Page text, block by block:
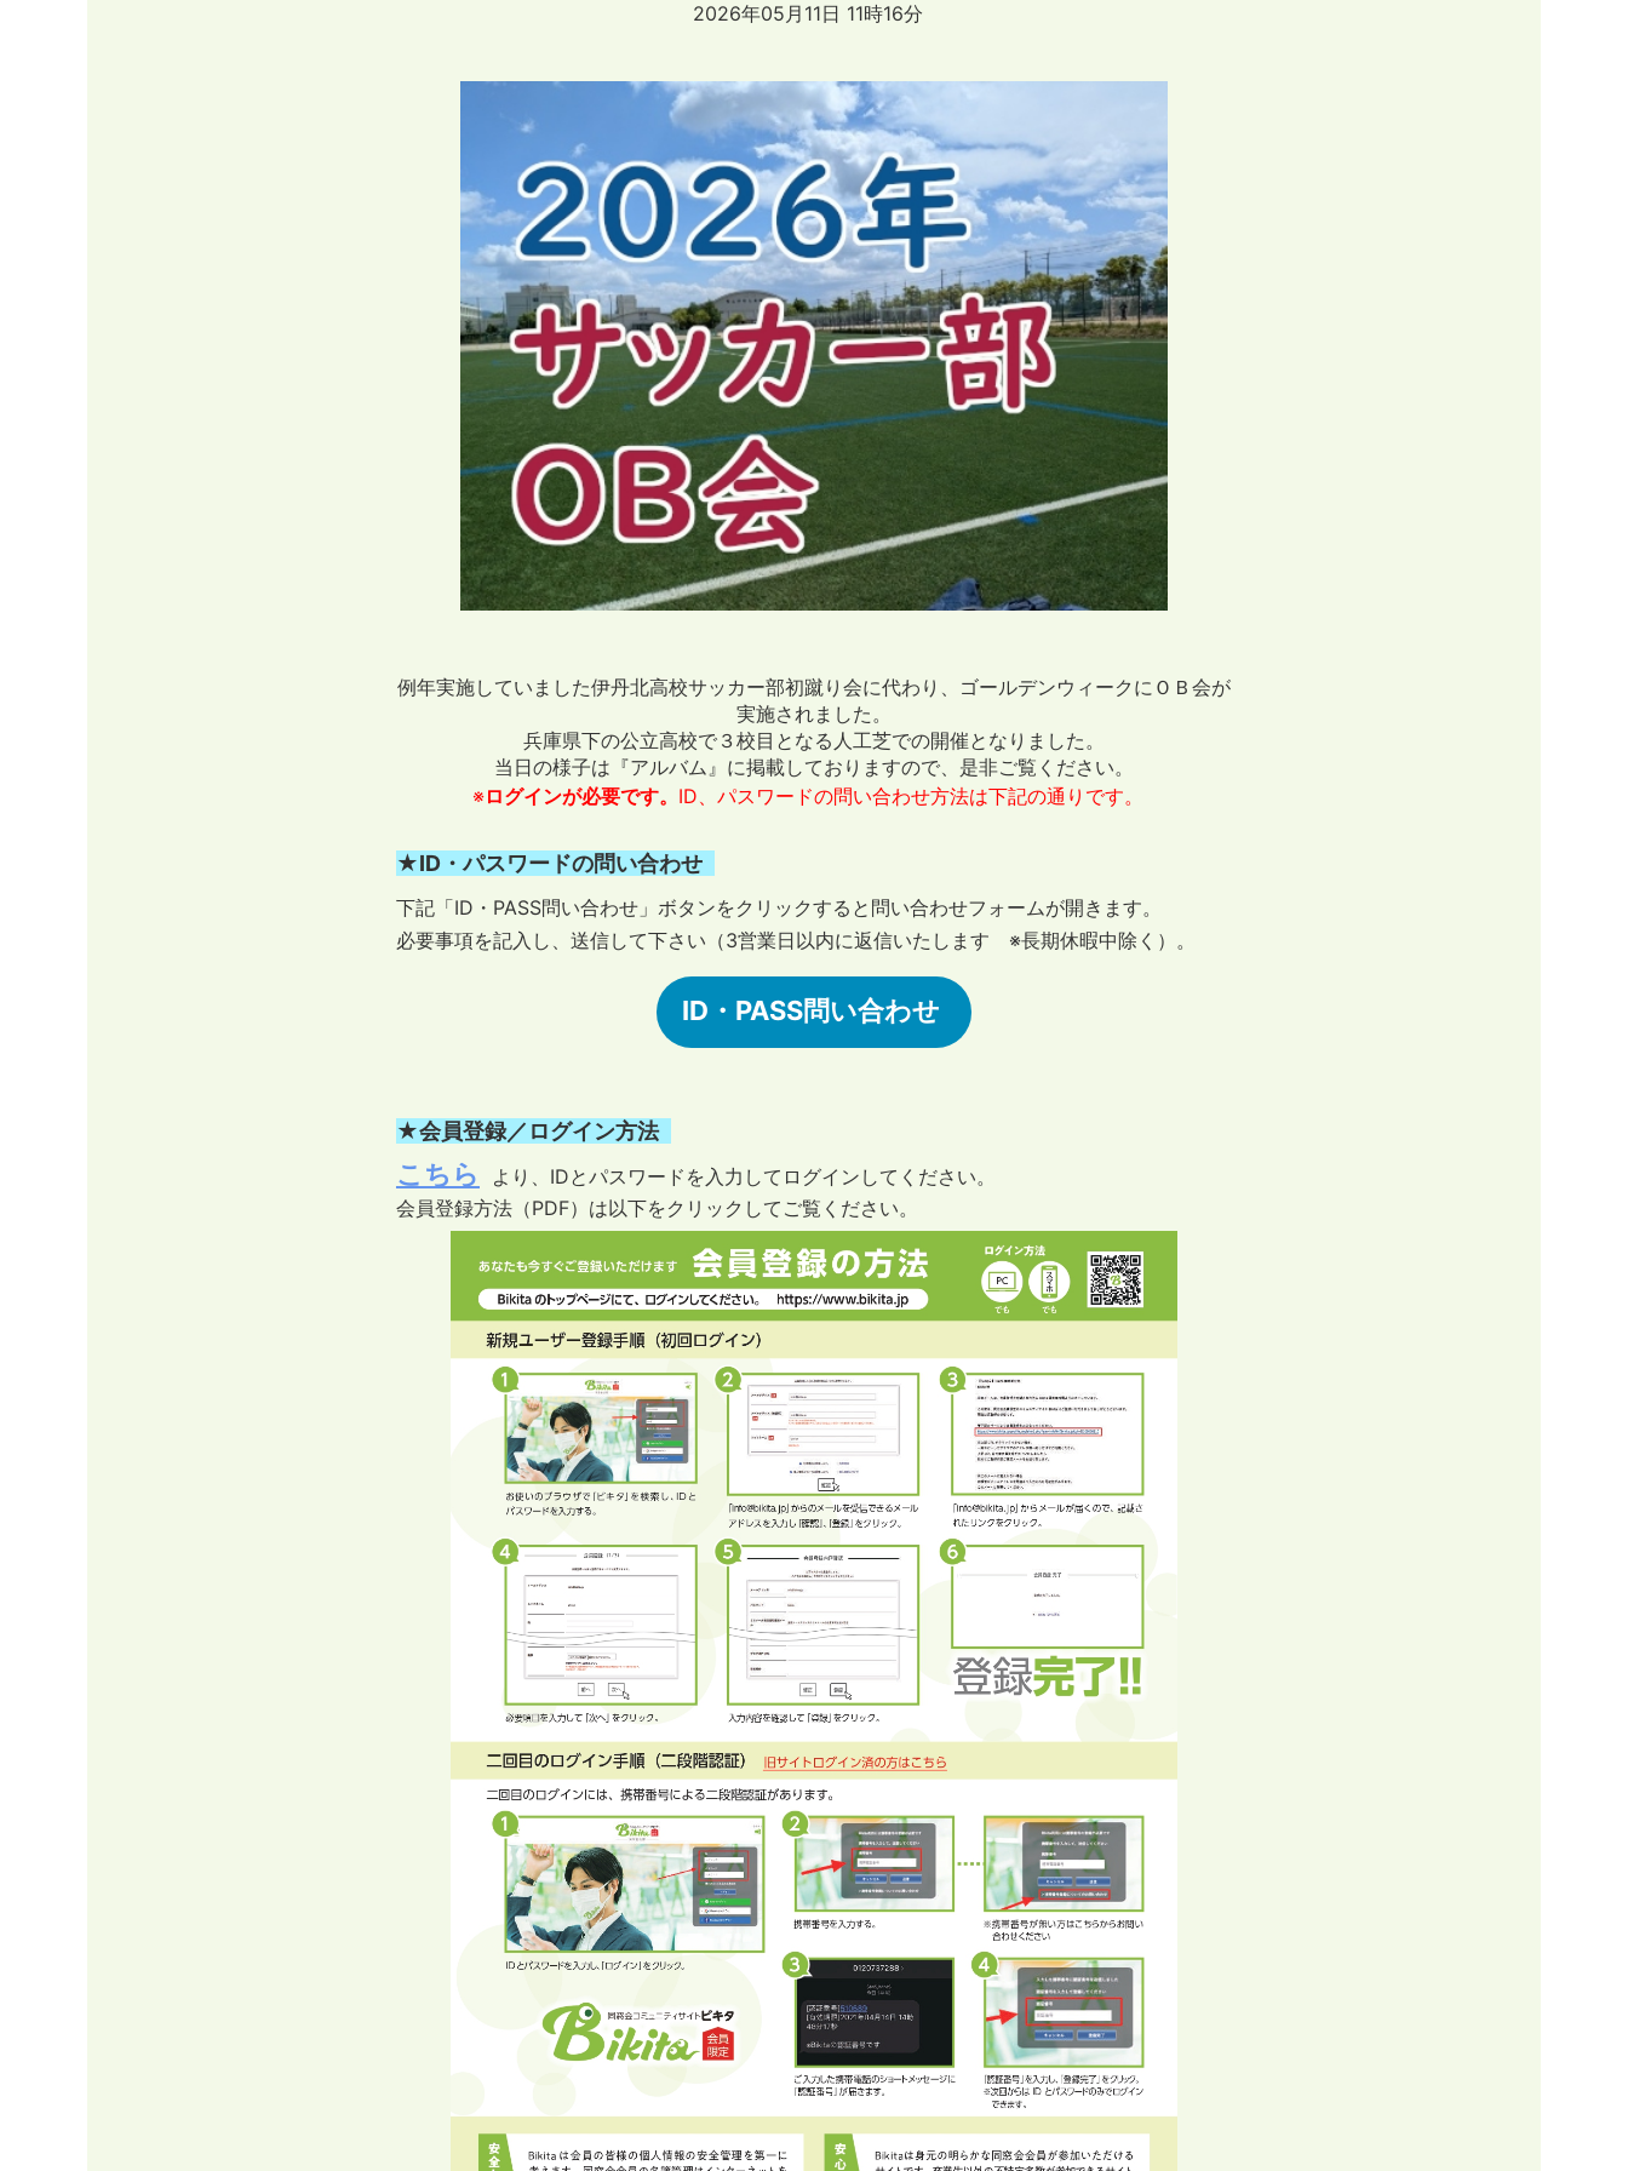
2026年05月11日 11時16分
例年実施していました伊丹北高校サッカー部初蹴り会に代わり、ゴールデンウィークにＯＢ会が
実施されました。
兵庫県下の公立高校で３校目となる人工芝での開催となりました。
当日の様子は『アルバム』に掲載しておりますので、是非ご覧ください。
※ログインが必要です。 ID、パスワードの問い合わせ方法は下記の通りです。
★ID・パスワードの問い合わせ
下記「ID・PASS問い合わせ」ボタンをクリックすると問い合わせフォームが開きます。
必要事項を記入し、送信して下さい（3営業日以内に返信いたします ※長期休暇中除く）。
ID・PASS問い合わせ
★会員登録／ログイン方法
こちら
より、IDとパスワードを入力してログインしてください。
会員登録方法（PDF）は以下をクリックしてご覧ください。